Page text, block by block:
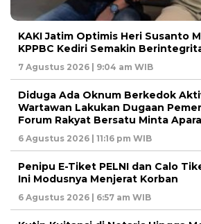
KAKI Jatim Optimis Heri Susanto
KPPBC Kediri Semakin
7 Agustus 2026 | 9:04 am WIB
Diduga Ada Oknum Berkedok
Wartawan Lakukan Dugaan
Forum Rakyat Bersatu Minta
6 Agustus 2026 | 11:16 pm WIB
Penipu E-Tiket PELNI dan Calo
Ini Modusnya Menjerat Korban
6 Agustus 2026 | 6:57 am WIB